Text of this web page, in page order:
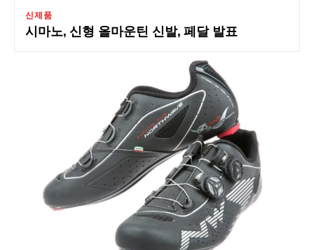
신제품
시마노, 신형 올마운틴 신발, 페달 발표